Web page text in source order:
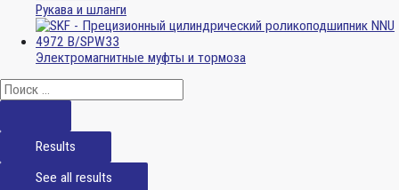
Рукава и шланги
Электромагнитные муфты и тормоза
Results
See all results